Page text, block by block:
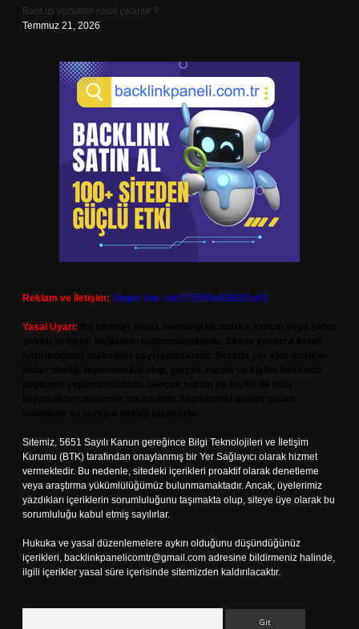
Bant izi vücuttan nasıl çıkarılır ?
Temmuz 21, 2026
Reklam ve İletişim: Skype: live:.cid.575569c608265c69
Yasal Uyarı:
Sitemiz, 5651 Sayılı Kanun gereğince Bilgi Teknolojileri ve İletişim
Kurumu (BTK) tarafından onaylanmış bir Yer Sağlayıcı olarak hizmet
vermektedir. Bu nedenle, sitedeki içerikleri proaktif olarak denetleme
veya araştırma yükümlülüğümüz bulunmamaktadır. Ancak, üyelerimiz
yazdıkları içeriklerin sorumluluğunu taşımakta olup, siteye üye olarak bu
sorumluluğu kabul etmiş sayılırlar.
Hukuka ve yasal düzenlemelere aykırı olduğunu düşündüğünüz
içerikleri, backlinkpanelicomtr@gmail.com adresine bildirmeniz halinde,
ilgili içerikler yasal süre içerisinde sitemizden kaldırılacaktır.